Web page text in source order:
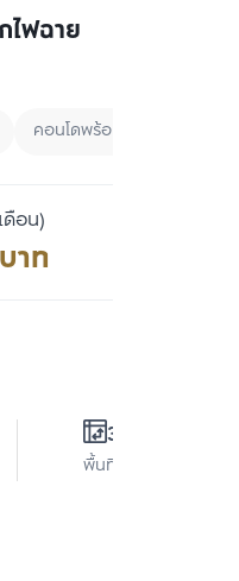
ไฟฉาย
คอนโดพร้อมอยู่
ดือน)
าท
33 ตร.ม.
พื้นที่ใช้สอย